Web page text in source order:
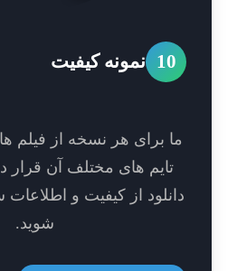
نمونه کیفیت
برای هر نسخه از فیلم ها
های مختلف آن قرار داده ایم تا
از کیفیت و اطلاعات ساختاری